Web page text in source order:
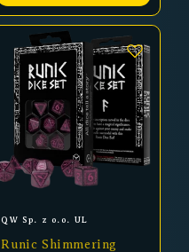
Anbieter:
QW Sp. z o.o. UL
Runic Shimmering